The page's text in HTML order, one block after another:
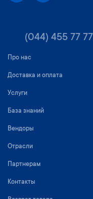
(044) 455 77 77
Про нас
Доставка и оплата
Услуги
База знаний
Вендоры
Отрасли
Партнерам
Контакты